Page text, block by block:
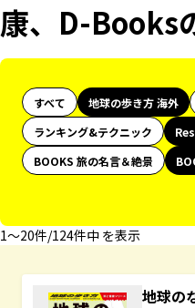
康、D-Books
すべて 地球の歩き方 海外
ランキング&テクニック
BOOKS 旅の名言＆絶景
1〜20件/124件中 を表示
地球